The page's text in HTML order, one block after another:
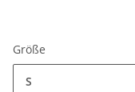
Größe
S